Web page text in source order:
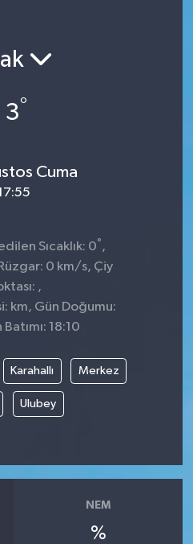
3°
Cuma
Sıcaklık: 0° ,
0 km/s, Çiy
,
km, Gün Doğumu:
Batımı: 18:10
Karahallı Merkez
Ulubey
NEM
%